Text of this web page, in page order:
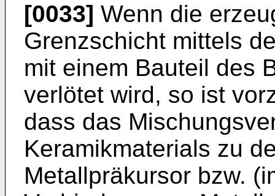
[0033] Wenn die
Grenzschicht mittels
mit einem Bauteil des
verlötet wird, so ist
dass das
Keramikmaterials zu
Metallpräkursor bzw.